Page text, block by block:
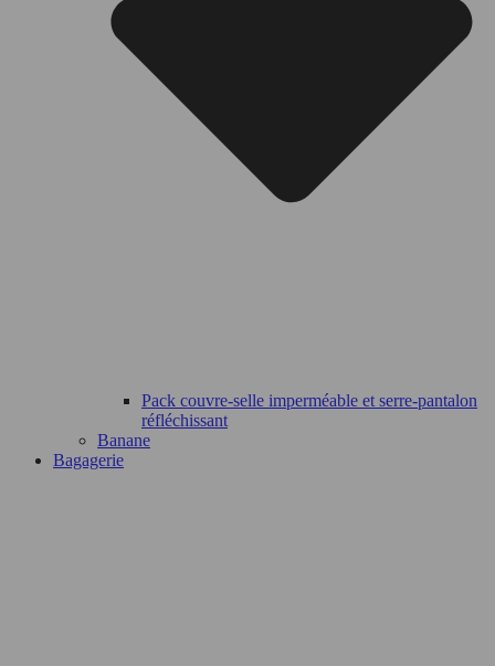
Pack couvre-selle imperméable et serre-pantalon
réfléchissant
Banane
Bagagerie